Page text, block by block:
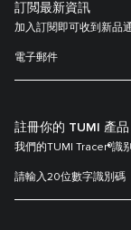
訂閲最新資訊
加入訂閱即可收到新品
註冊你的 TUMI 產品
我們的TUMI Tracer®識